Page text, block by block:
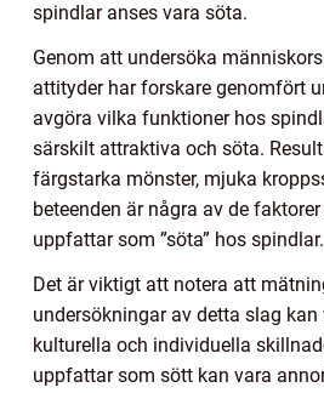
spindlar anses vara söta.
Genom att undersöka
attityder har forskare genomfört
avgöra vilka funktioner hos
särskilt attraktiva och söta.
färgstarka mönster, mjuka
beteenden är några av de
uppfattar som ”söta” hos spindlar.
Det är viktigt att notera att
undersökningar av detta slag
kulturella och individuella
uppfattar som sött kan vara